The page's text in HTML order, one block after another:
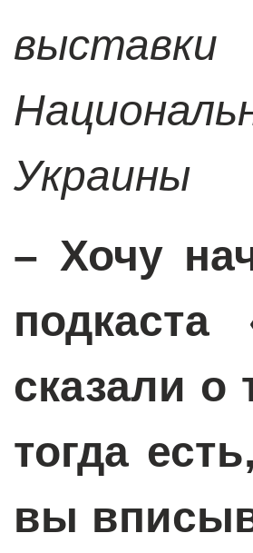
Украины
– Хочу
сказали о
тогда
вы